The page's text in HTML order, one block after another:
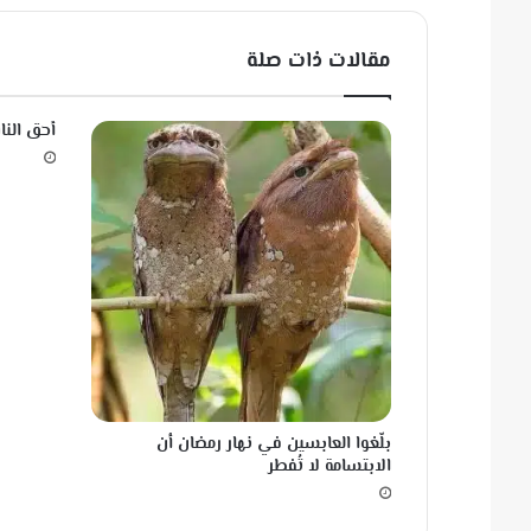
ا
ئ
ل
عَ
ي
مَ
ة
مقالات ذات صلة
‏بلّغوا العابسين في نهار رمضان أن
الابتسامة لا تُفطر
أحق